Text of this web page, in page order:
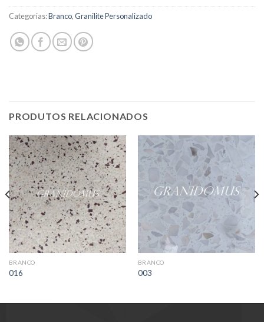
Categorias:Branco,Granilite Personalizado
PRODUTOS RELACIONADOS
BRANCO
016
BRANCO
003